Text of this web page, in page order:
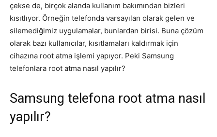
çekse de, birçok alanda kullanım bakımından bizleri
kısıtlıyor. Örneğin telefonda varsayılan olarak gelen ve
silemediğimiz uygulamalar, bunlardan birisi. Buna çözüm
olarak bazı kullanıcılar, kısıtlamaları kaldırmak için
cihazına root atma işlemi yapıyor. Peki Samsung
telefonlara root atma nasıl yapılır?
Samsung telefona root atma nasıl
yapılır?